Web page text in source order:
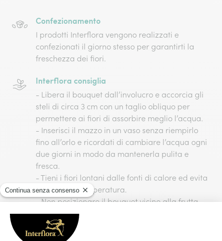
Confezionamento
I prodotti Interflora vengono realizzati e
confezionati il giorno stesso per garantirti la
freschezza dei fiori.
Interflora consiglia
- Libera il bouquet dall’involucro e accorcia gli
steli di circa 3 cm con un taglio obliquo per
permettere ai fiori di assorbire meglio l’acqua.
- Inserisci il mazzo in un vaso senza riempirlo
fino all’orlo e ricordati di cambiare l’acqua ogni
due giorni in modo da mantenerla pulita e
fresca.
- Tieni i fiori lontani dalle fonti di calore ed evita
gli sbalzi di temperatura.
- Non posizionare il bouquet vicino alla frutta
perché l’etilene prodotto va ad influire sulla
maturazione dei fiori.